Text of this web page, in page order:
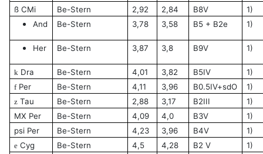
ß CMi
Be-Stern 2,92 2,84 B8V
1)
And
Be-Stern 3,78 3,58 B5 + B2e 1)
Her Be-Stern 3,87 3,8 B9V 1)
k Dra Be-Stern 4,01 3,82 B5IV 1)
fPer Be-Stern 4,11 3,96 B0.5IV+sdO 1)
z Tau Be-Stern 2,88 3,17 B2III
1)
MX Per
Be-Stern 4,09 4,0 B3V
1)
psi Per
Be-Stern 4,23 3,96 B4V 1)
e Cyg Be-Stern 4,5 4,28 B2 V 1)